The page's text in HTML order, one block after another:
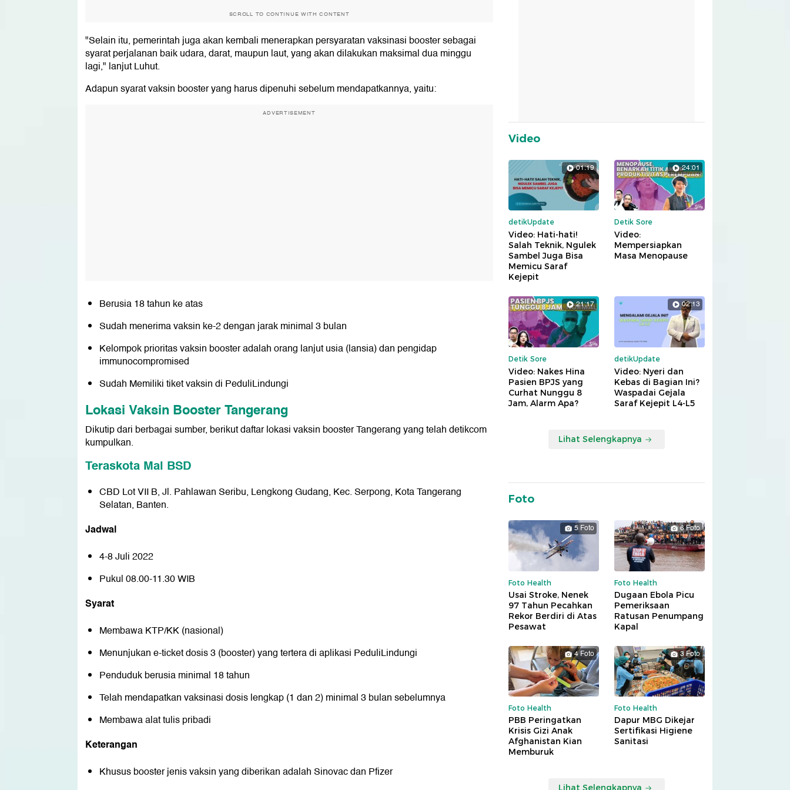
SCROLL TO CONTINUE WITH CONTENT
"Selain itu, pemerintah juga akan kembali menerapkan persyaratan vaksinasi booster sebagai
syarat perjalanan baik udara, darat, maupun laut, yang akan dilakukan maksimal dua minggu
lagi," lanjut Luhut.
Adapun syarat vaksin booster yang harus dipenuhi sebelum mendapatkannya, yaitu:
ADVERTISEMENT
Berusia 18 tahun ke atas
Sudah menerima vaksin ke-2 dengan jarak minimal 3 bulan
Kelompok prioritas vaksin booster adalah orang lanjut usia (lansia) dan pengidap
immunocompromised
Sudah Memiliki tiket vaksin di PeduliLindungi
Lokasi Vaksin Booster Tangerang
Dikutip dari berbagai sumber, berikut daftar lokasi vaksin booster Tangerang yang telah detikcom
kumpulkan.
Teraskota Mal BSD
CBD Lot VII B, Jl. Pahlawan Seribu, Lengkong Gudang, Kec. Serpong, Kota Tangerang
Selatan, Banten.
Jadwal
4-8 Juli 2022
Pukul 08.00-11.30 WIB
Syarat
Membawa KTP/KK (nasional)
Menunjukan e-ticket dosis 3 (booster) yang tertera di aplikasi PeduliLindungi
Penduduk berusia minimal 18 tahun
Telah mendapatkan vaksinasi dosis lengkap (1 dan 2) minimal 3 bulan sebelumnya
Membawa alat tulis pribadi
Keterangan
Khusus booster jenis vaksin yang diberikan adalah Sinovac dan Pfizer
Video
01:19
detikUpdate
Video: Hati-hati!
Salah Teknik, Ngulek
Sambel Juga Bisa
Memicu Saraf
Kejepit
24:01
Detik Sore
Video:
Mempersiapkan
Masa Menopause
21:17
Detik Sore
Video: Nakes Hina
Pasien BPJS yang
Curhat Nunggu 8
Jam, Alarm Apa?
02:13
detikUpdate
Video: Nyeri dan
Kebas di Bagian Ini?
Waspadai Gejala
Saraf Kejepit L4-L5
Lihat Selengkapnya
Foto
5 Foto
Foto Health
Usai Stroke, Nenek
97 Tahun Pecahkan
Rekor Berdiri di Atas
Pesawat
6 Foto
Foto Health
Dugaan Ebola Picu
Pemeriksaan
Ratusan Penumpang
Kapal
4 Foto
Foto Health
PBB Peringatkan
Krisis Gizi Anak
Afghanistan Kian
Memburuk
3 Foto
Foto Health
Dapur MBG Dikejar
Sertifikasi Higiene
Sanitasi
Lihat Selengkapnya